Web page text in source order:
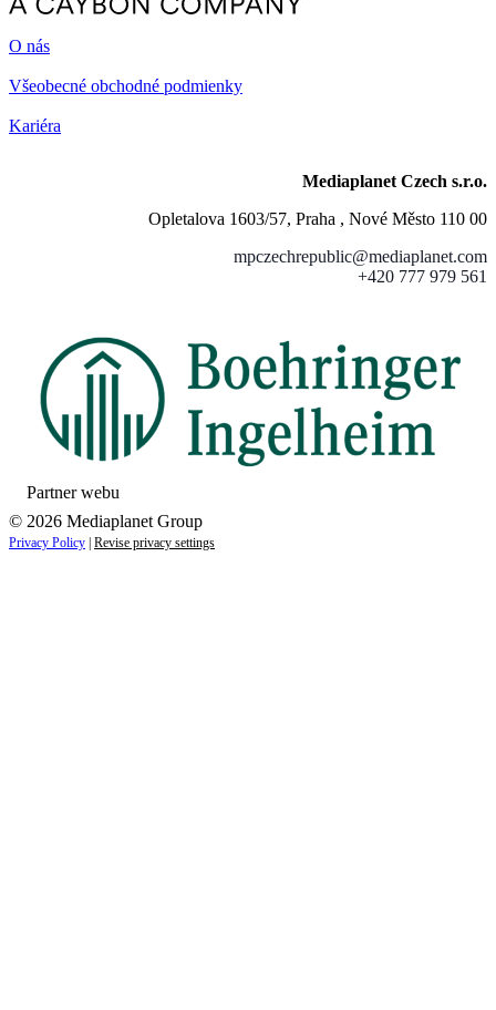
O nás
Všeobecné obchodné podmienky
Kariéra
Mediaplanet Czech s.r.o.
Opletalova 1603/57, Praha , Nové Město 110 00
mpczechrepublic@mediaplanet.com
+420 777 979 561
Partner webu
© 2026 Mediaplanet Group
Privacy Policy Revise privacy settings